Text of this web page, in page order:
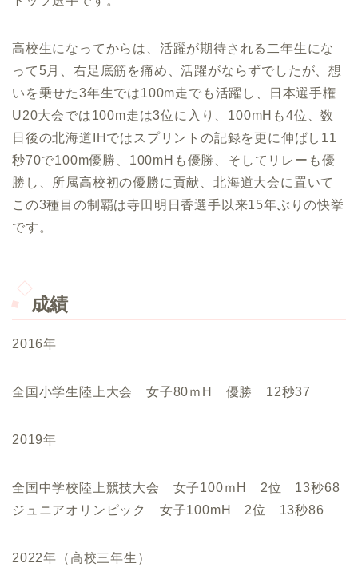
高校生になってからは、活躍が期待される二年生にな
って5月、右足底筋を痛め、活躍がならずでしたが、想
いを乗せた3年生では100m走でも活躍し、日本選手権
U20大会では100m走は3位に入り、100mHも4位、数
日後の北海道IHではスプリントの記録を更に伸ばし11
秒70で100m優勝、100mHも優勝、そしてリレーも優
勝し、所属高校初の優勝に貢献、北海道大会に置いて
この3種目の制覇は寺田明日香選手以来15年ぶりの快挙
です。
成績
2016年
全国小学生陸上大会 女子80ｍH 優勝 12秒37
2019年
全国中学校陸上競技大会 女子100ｍH 2位 13秒68
ジュニアオリンピック 女子100mH 2位 13秒86
2022年（高校三年生）